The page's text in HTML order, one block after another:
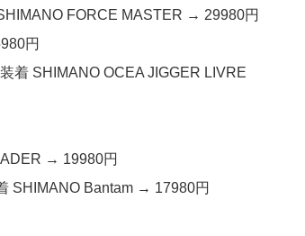
FORCE MASTER → 29980円
円
着 SHIMANO OCEA JIGGER LIVRE
→ 19980円
SHIMANO Bantam → 17980円